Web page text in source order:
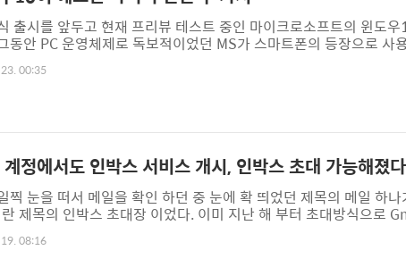
출시를 앞두고 현재 프리뷰 테스트 중인 마이크로소프트의 윈도
동안 PC 운영체제로 독보적이었던 MS가 스마트폰의 등장으로
처하게 되었고 이를 반전시키기 위해 출시했던 윈도우8의 흥행 실
의지로 차기 제품인 윈도우10에 심혈을 기울이고 있습니다. 이미
00:35
정에서도 인박스 서비스 개시, 인박스 초대 가능해졌
찍 눈을 떠서 메일을 확인 하던 중 눈에 확 띄었던 제목의 메일
제목의 인박스 초대장 이었다. 이미 지난 해 부터 초대방식으로
사용하지 않는 구글메일 계정에서 인박스를 테스트로 사용하기 위
정이 아니어서 사용 빈도가 없다 보니 자연스럽게 관심에서 멀어
08:16